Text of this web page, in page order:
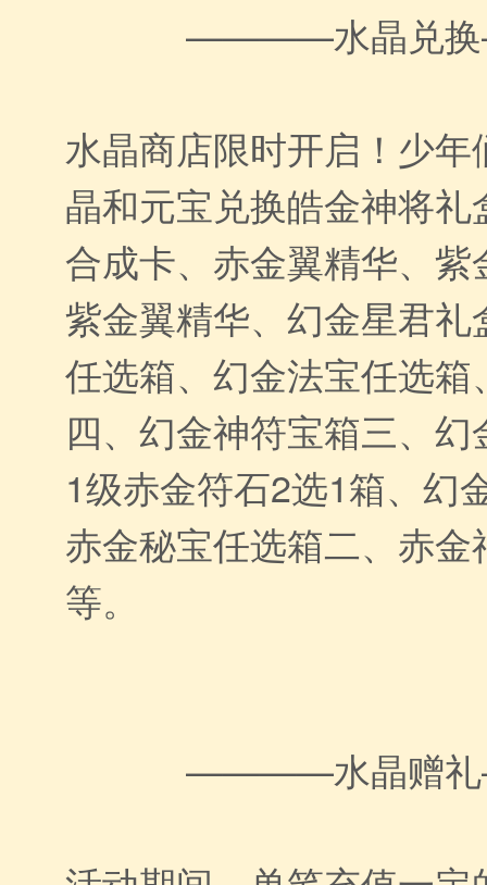
————水晶兑
水晶商店限时开启！少
晶和元宝兑换皓金神将
合成卡、赤金翼精华、
紫金翼精华、幻金星君
任选箱、幻金法宝任选
四、幻金神符宝箱三、
1级赤金符石2选1箱、幻
赤金秘宝任选箱二、赤
等。
————水晶赠